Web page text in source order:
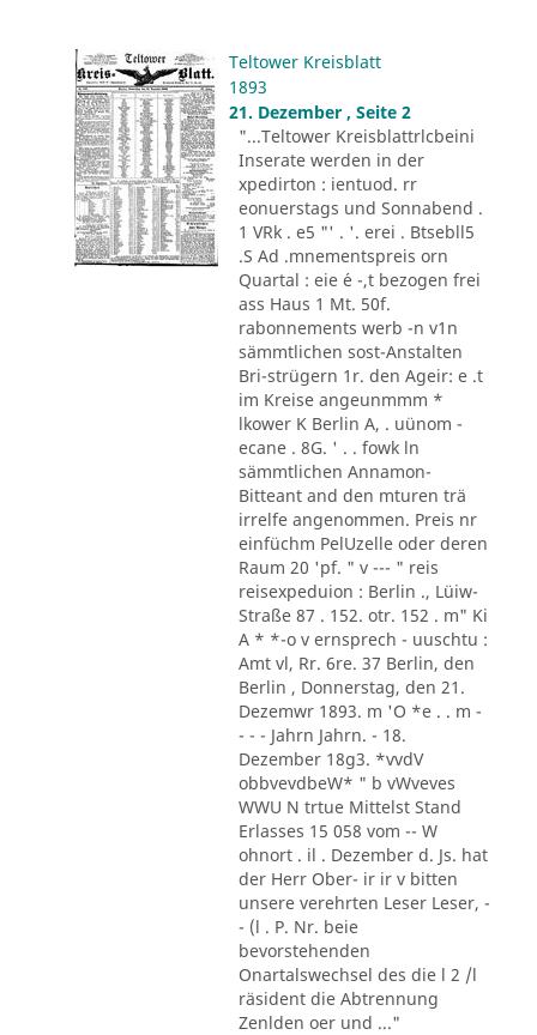
Teltower Kreisblatt
1893
21. Dezember , Seite 2
"...Teltower Kreisblattrlcbeini
Inserate werden in der
xpedirton : ientuod. rr
eonuerstags und Sonnabend .
1 VRk . e5 "' . '. erei . Btsebll5
.S Ad .mnementspreis orn
Quartal : eie ´e -,t bezogen frei
ass Haus 1 Mt. 50f.
rabonnements werb -n v1n
sämmtlichen sost-Anstalten
Bri-strügern 1r. den Ageir: e .t
im Kreise angeunmmm *
lkower K Berlin A, . uünom -
ecane . 8G. ' . . fowk ln
sämmtlichen Annamon-
Bitteant and den mturen trä
irrelfe angenommen. Preis nr
einfüchm PelUzelle oder deren
Raum 20 'pf. " v --- " reis
reisexpeduion : Berlin ., Lüiw-
Straße 87 . 152. otr. 152 . m" Ki
A * *-o v ernsprech - uuschtu :
Amt vl, Rr. 6re. 37 Berlin, den
Berlin , Donnerstag, den 21.
Dezemwr 1893. m 'O *e . . m -
- - - Jahrn Jahrn. - 18.
Dezember 18g3. *vvdV
obbvevdbeW* " b vWveves
WWU N trtue Mittelst Stand
Erlasses 15 058 vom -- W
ohnort . il . Dezember d. Js. hat
der Herr Ober- ir ir v bitten
unsere verehrten Leser Leser, -
- (l . P. Nr. beie
bevorstehenden
Onartalswechsel des die l 2 /l
räsident die Abtrennung
Zenlden oer und ..."